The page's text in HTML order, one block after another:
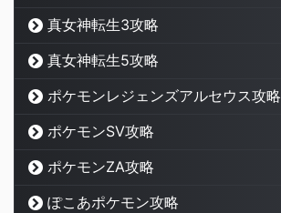
真女神転生3攻略
真女神転生5攻略
ポケモンレジェンズアルセウス攻略
ポケモンSV攻略
ポケモンZA攻略
ぽこあポケモン攻略